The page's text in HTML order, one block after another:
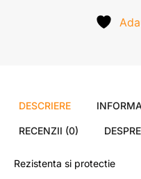
DESCRIERE
RECENZII (0)
Rezistenta si protectie